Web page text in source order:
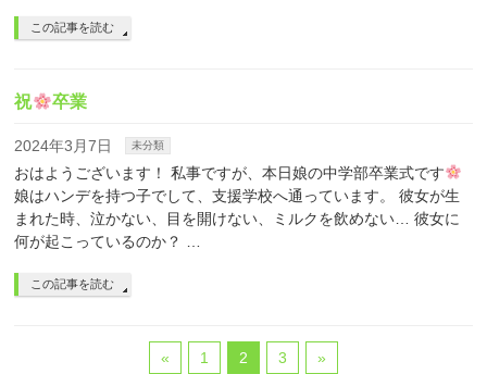
この記事を読む
祝 卒業
2024年3月7日 未分類
おはようございます！ 私事ですが、本日娘の中学部卒業式です
娘はハンデを持つ子でして、支援学校へ通っています。 彼女が生
まれた時、泣かない、目を開けない、ミルクを飲めない… 彼女に
何が起こっているのか？ …
この記事を読む
« 1 2 3 »